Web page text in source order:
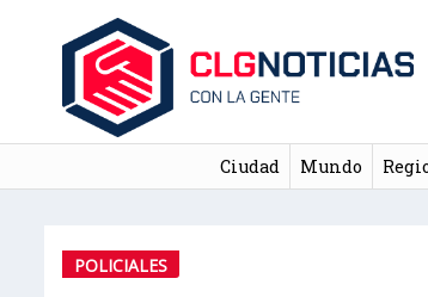
Ciudad Mundo
POLICIALES